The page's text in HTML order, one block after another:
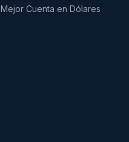
Mejor Cuenta en Dólares